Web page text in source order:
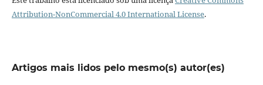
Attribution-NonCommercial 4.0 International License.
Artigos mais lidos pelo mesmo(s) autor(es)